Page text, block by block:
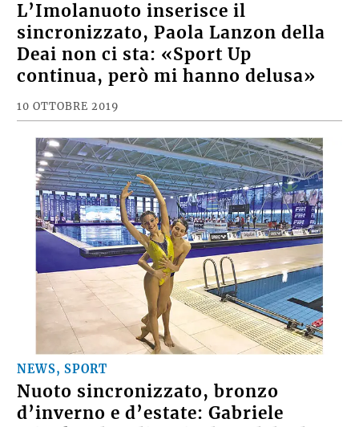
L’Imolanuoto inserisce il
sincronizzato, Paola Lanzon della
Deai non ci sta: «Sport Up
continua, però mi hanno delusa»
10 OTTOBRE 2019
NEWS, SPORT
Nuoto sincronizzato, bronzo
d’inverno e d’estate: Gabriele